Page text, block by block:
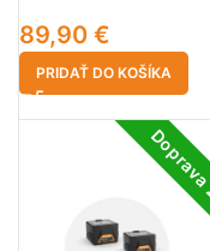
89,90 €
PRIDAŤ DO KOŠÍKA